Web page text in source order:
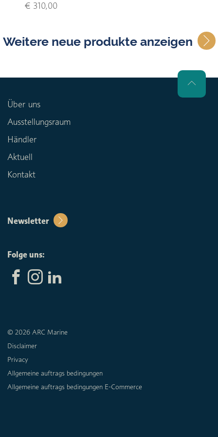
€ 310,00
Weitere neue produkte anzeigen
Über uns
Ausstellungsraum
Händler
Aktuell
Kontakt
Newsletter
Folge uns:
© 2026 ARC Marine
Disclaimer
Privacy
Allgemeine auftrags bedingungen
Allgemeine auftrags bedingungen E-Commerce